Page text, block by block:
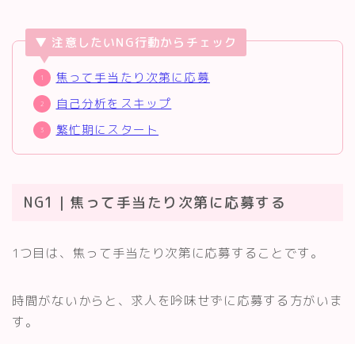
▼ 注意したいNG行動からチェック
焦って手当たり次第に応募
自己分析をスキップ
繁忙期にスタート
NG1｜焦って手当たり次第に応募する
1つ目は、焦って手当たり次第に応募することです。
時間がないからと、求人を吟味せずに応募する方がいま
す。